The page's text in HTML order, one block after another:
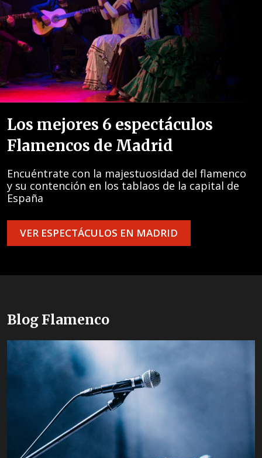
Los mejores 6 espectáculos
Flamencos de Madrid
Encuéntrate con la majestuosidad del flamenco
y su contención en los tablaos de la capital de
España
VER ESPECTÁCULOS EN MADRID
Blog Flamenco